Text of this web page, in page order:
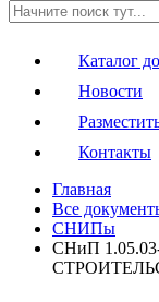
Каталог
Новости
Контакты
Главная
Все
СНИПы
СНиП